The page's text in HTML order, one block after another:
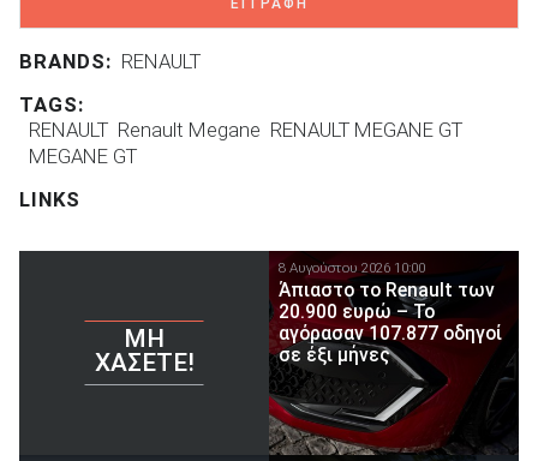
BRANDS: RENAULT
TAGS:
RENAULT Renault Megane RENAULT MEGANE GT
MEGANE GT
LINKS
ΜΗ
ΧΆΣΕΤΕ!
8 Αυγούστου 2026 10:00
Άπιαστο το Renault των
20.900 ευρώ – Το
αγόρασαν 107.877 οδηγοί
σε έξι μήνες